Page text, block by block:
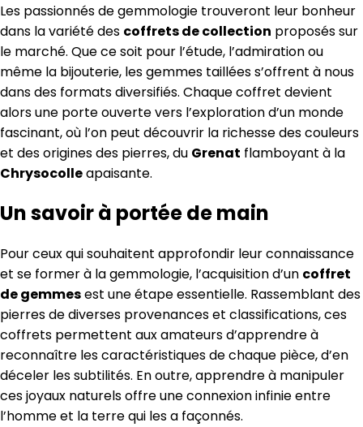
Les passionnés de gemmologie trouveront leur bonheur
dans la variété des coffrets de collection proposés sur
le marché. Que ce soit pour l’étude, l’admiration ou
même la bijouterie, les gemmes taillées s’offrent à nous
dans des formats diversifiés. Chaque coffret devient
alors une porte ouverte vers l’exploration d’un monde
fascinant, où l’on peut découvrir la richesse des couleurs
et des origines des pierres, du Grenat flamboyant à la
Chrysocolleapaisante.
Un savoir à portée de main
Pour ceux qui souhaitent approfondir leur connaissance
et se former à la gemmologie, l’acquisition d’un coffret
de gemmesest une étape essentielle. Rassemblant des
pierres de diverses provenances et classifications, ces
coffrets permettent aux amateurs d’apprendre à
reconnaître les caractéristiques de chaque pièce, d’en
déceler les subtilités. En outre, apprendre à manipuler
ces joyaux naturels offre une connexion infinie entre
l’homme et la terre qui les a façonnés.